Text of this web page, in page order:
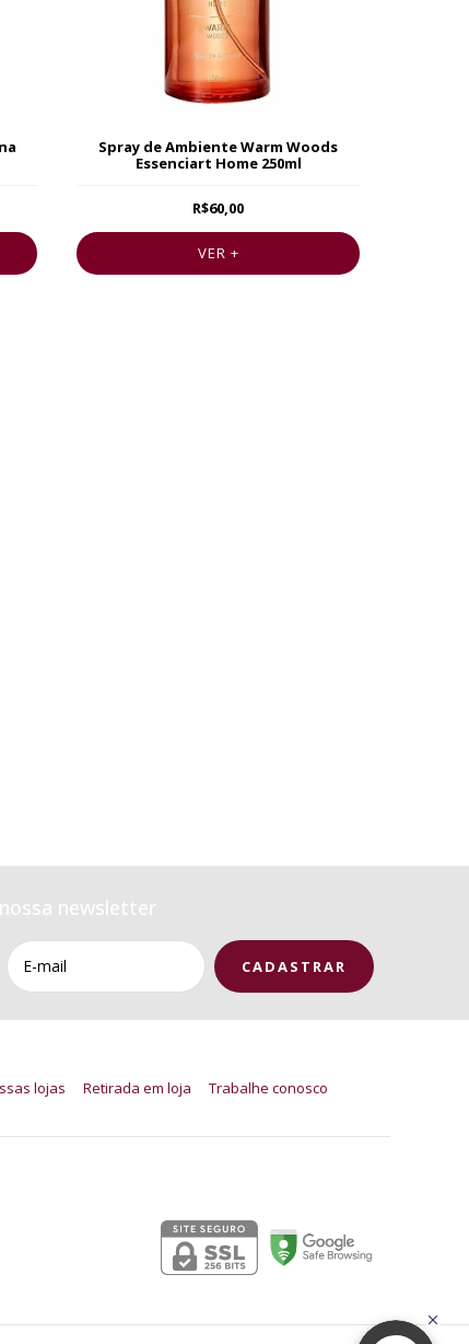
Spray de Ambiente Warm Woods
Essenciart Home 250ml
R$60,00
VER +
newsletter
lojas Retirada em loja Trabalhe conosco